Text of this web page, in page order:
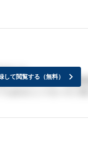
ました。
もてましたよ。医療
して閲覧する（無料）